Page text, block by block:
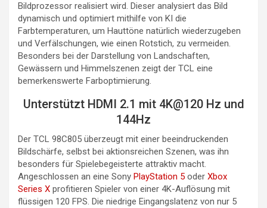
Bildprozessor realisiert wird. Dieser analysiert das Bild
dynamisch und optimiert mithilfe von KI die
Farbtemperaturen, um Hauttöne natürlich wiederzugeben
und Verfälschungen, wie einen Rotstich, zu vermeiden.
Besonders bei der Darstellung von Landschaften,
Gewässern und Himmelszenen zeigt der TCL eine
bemerkenswerte Farboptimierung.
Unterstützt HDMI 2.1 mit 4K@120 Hz und
144Hz
Der TCL 98C805 überzeugt mit einer beeindruckenden
Bildschärfe, selbst bei aktionsreichen Szenen, was ihn
besonders für Spielebegeisterte attraktiv macht.
Angeschlossen an eine Sony PlayStation 5 oder Xbox
Series X profitieren Spieler von einer 4K-Auflösung mit
flüssigen 120 FPS. Die niedrige Eingangslatenz von nur 5